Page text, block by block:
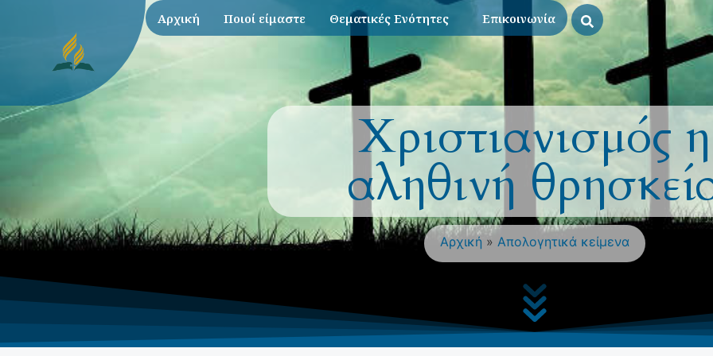
Αρχική Ποιοί είμαστε Θεματικές Ενότητες Επικοινωνία
Χριστιανισμός η
αληθινή
Αρχική » Απολογητικά κείμενα